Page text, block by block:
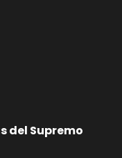
del Supremo